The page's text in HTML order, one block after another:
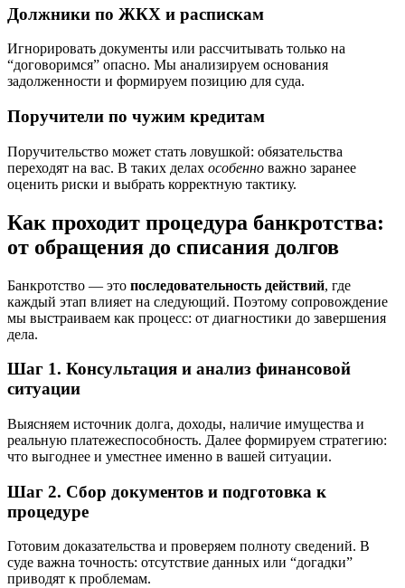
Должники по ЖКХ и распискам
Игнорировать документы или рассчитывать только на
“договоримся” опасно. Мы анализируем основания
задолженности и формируем позицию для суда.
Поручители по чужим кредитам
Поручительство может стать ловушкой: обязательства
переходят на вас. В таких делах особенно важно заранее
оценить риски и выбрать корректную тактику.
Как проходит процедура банкротства:
от обращения до списания долгов
Банкротство — это последовательность действий, где
каждый этап влияет на следующий. Поэтому сопровождение
мы выстраиваем как процесс: от диагностики до завершения
дела.
Шаг 1. Консультация и анализ финансовой
ситуации
Выясняем источник долга, доходы, наличие имущества и
реальную платежеспособность. Далее формируем стратегию:
что выгоднее и уместнее именно в вашей ситуации.
Шаг 2. Сбор документов и подготовка к
процедуре
Готовим доказательства и проверяем полноту сведений. В
суде важна точность: отсутствие данных или “догадки”
приводят к проблемам.